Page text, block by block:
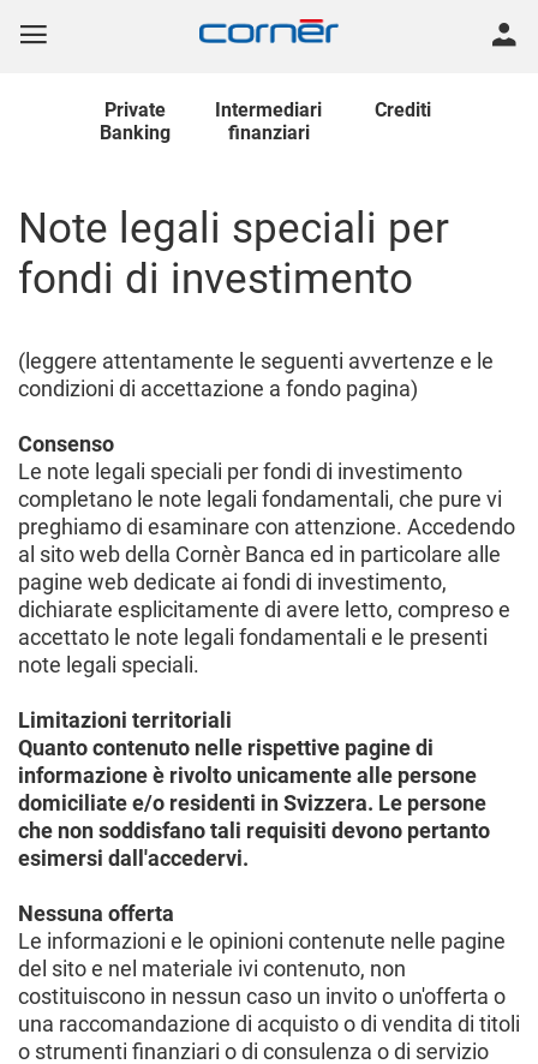
Private
Banking
Intermediari
finanziari
Crediti
Note legali speciali per
fondi di investimento
(leggere attentamente le seguenti avvertenze e le
condizioni di accettazione a fondo pagina)
Consenso
Le note legali speciali per fondi di investimento
completano le note legali fondamentali, che pure vi
preghiamo di esaminare con attenzione. Accedendo
al sito web della Cornèr Banca ed in particolare alle
pagine web dedicate ai fondi di investimento,
dichiarate esplicitamente di avere letto, compreso e
accettato le note legali fondamentali e le presenti
note legali speciali.
Limitazioni territoriali
Quanto contenuto nelle rispettive pagine di
informazione è rivolto unicamente alle persone
domiciliate e/o residenti in Svizzera. Le persone
che non soddisfano tali requisiti devono pertanto
esimersi dall'accedervi.
Nessuna offerta
Le informazioni e le opinioni contenute nelle pagine
del sito e nel materiale ivi contenuto, non
costituiscono in nessun caso un invito o un'offerta o
una raccomandazione di acquisto o di vendita di titoli
o strumenti finanziari o di consulenza o di servizio